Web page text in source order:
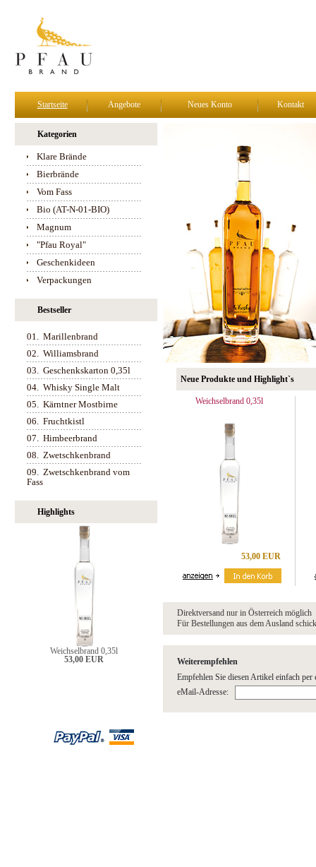
Startseite Angebote Neues Konto Kontakt
Kategorien
Klare Brände
Bierbrände
Vom Fass
Bio (AT-N-01-BIO)
Magnum
"Pfau Royal"
Geschenkideen
Verpackungen
Bestseller
01. Marillenbrand
02. Williamsbrand
03. Geschenkskarton 0,35l
04. Whisky Single Malt
05. Kärntner Mostbirne
06. Fruchtkistl
07. Himbeerbrand
08. Zwetschkenbrand
09. Zwetschkenbrand vom
Fass
Highlights
Weichselbrand 0,35l
53,00 EUR
Neue Produkte und Highlight`s
Weichselbrand 0,35l
53,00 EUR
Direktversand nur in Österreich möglich
Für Bestellungen aus dem Ausland
Weiterempfehlen
Empfehlen Sie diesen Artikel einfach per
eMail-Adresse: